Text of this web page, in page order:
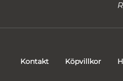
Kontakt Köpvillkor